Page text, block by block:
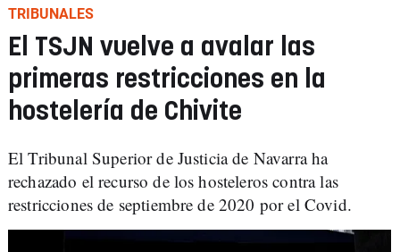
TRIBUNALES
El TSJN vuelve a avalar las
primeras restricciones en la
hostelería de Chivite
El Tribunal Superior de Justicia de Navarra ha
rechazado el recurso de los hosteleros contra las
restricciones de septiembre de 2020 por el Covid.